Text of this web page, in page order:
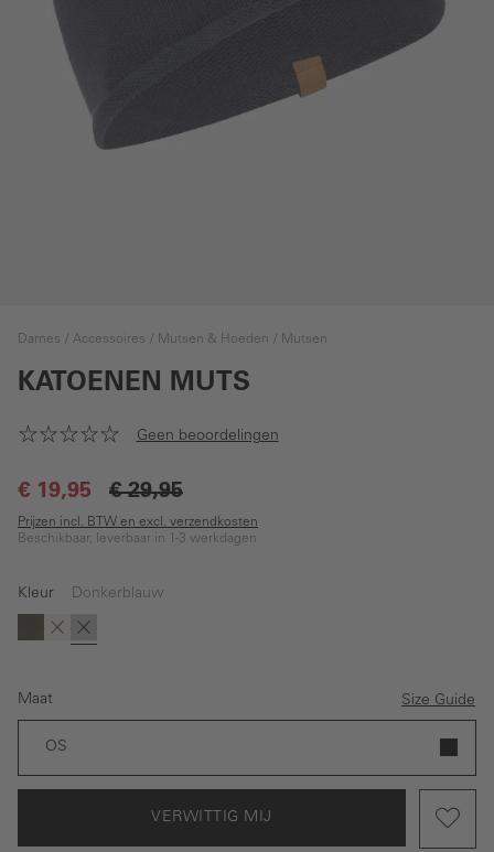
Dames Accessoires Mutsen & Hoeden Mutsen
KATOENEN MUTS
Geen beoordelingen
€ 19,95 € 29,95
Prijzen incl. BTW en excl. verzendkosten
Beschikbaar, leverbaar in 1-3 werkdagen
Kleur Donkerblauw
Donkergroen
Beige
(Deze optie is momenteel niet beschikbaar.)
Donkerblauw
(Deze optie is momenteel niet beschikbaar.)
Maat Size Guide
OS
VERWITTIG MIJ